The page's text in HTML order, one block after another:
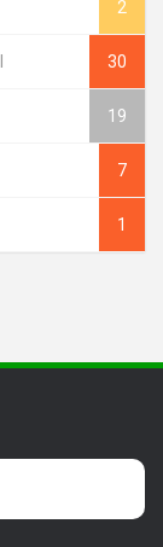
2
30
19
7
1